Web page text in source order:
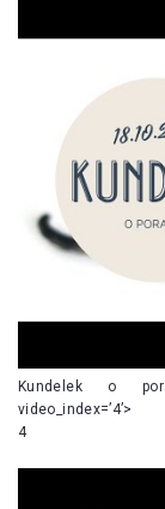
Kundelek o
video_index=’4’>
4